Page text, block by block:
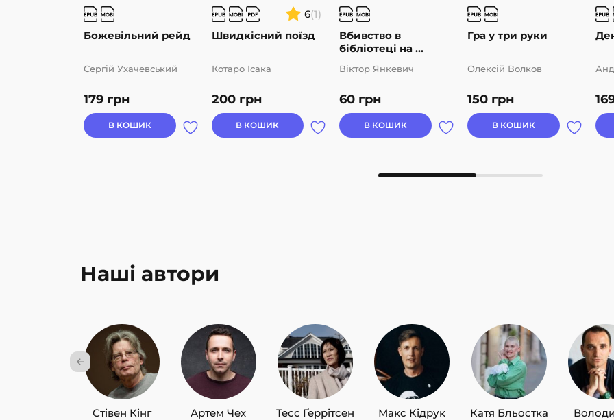
Божевільний рейд
179 грн
Сергій Ухачевський
В КОШИК
6(1)
Швидкісний поїзд
200 грн
Котаро Ісака
В КОШИК
Вбивство в
бібліотеці на ...
60 грн
Віктор Янкевич
В КОШИК
Гра у три руки
150 грн
Олексій Волков
В КОШИК
Наші автори
Стівен Кінг Артем Чех Тесс Ґеррітсен Макс Кідрук Катя Бльостка